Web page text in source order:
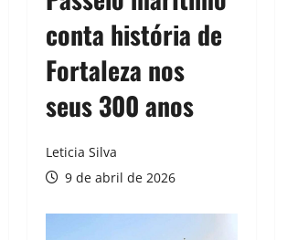
conta história de
Fortaleza nos
seus 300 anos
Leticia Silva
9 de abril de 2026